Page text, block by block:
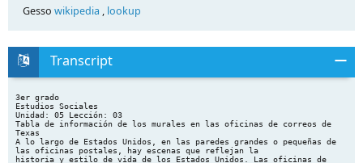
Gesso wikipedia , lookup
Transcript
3er grado Estudios Sociales Unidad: 05 Lección: 03 Tabla de información de los murales en las oficinas de correos de Texas A lo largo de Estados Unidos, en las paredes grandes o pequeñas de las oficinas postales, hay escenas que reflejan la historia y estilo de vida de los Estados Unidos. Las oficinas de correos construidas en la década de 1930 durante el programa de reforma económica del presidente Roosvelt fueron decoradas con imágenes duraderas del “ambiente norteamericano”. En los años de 1930, mientras los Estados Unidos seguían batallando con los efectos de una depresión económica grave, el gobierno federal buscaba soluciones para brindarles trabajo a todos los norteamericanos, incluyendo a los artistas. Los murales de las oficinas postales fueron en realidad hechos por artistas que trabajaban para el sector de las Bellas Artes… la función principal del sector era seleccionar arte de alto nivel para decorar edificios públicos, si es que había recursos económicos disponibles. Al ofrecer pinturas decorativas en los edificios públicos, el arte resultaba accesible para toda la gente. Las oficinas postales fueron ubicadas virtualmente en todas las comunidades y estaban a la vista de todos los patrocinadores del servicio postal, lo que hizo que los murales de las oficinas postales fueran una forma de arte verdaderamente democrática. Norteamericanos captados en el trabajo o relajándose adornaron las paredes de las oficinas postales de la reforma económica… El programa de murales surgió de la inspiración que venía de la tradición de murales de México. Los héroes debían ser incluidos y homenajeados. Los acontecimientos históricos o actos de valentía y patriotismo fueron temas comunes en los murales. Así que estas obras les ofrecieron a las comunidades un colorido registro de su herencia e historia. A todos nos ofrecieron un vistazo al pasado de nuestro país a la historia de nuestra nación. Raynor, P. (1997, Oct. - Dec.). Off the wall: New deal post office murals. Retrieved from http://www.postalmuseum.si.edu/resources/6a2q_postalmurals.html A menos que se indique, las obras de arte se encuentran en el edificio de correos de Estados Unidos: Ubicación Artista Alice Warren Hunter Alpine Jose Moya del Pino Alvin Loren Mozley Amarillo (hoy es un edificio federal) Julius Woeltz Amarillo (hoy es un edificio federal) Julius Woeltz Amarillo (hoy es un edificio federal) Julius Woeltz Amarillo (hoy es un edificio federal) Julius Woeltz Amarillo (hoy es un edificio federal) Julius Woeltz ©2012, TESCC 06/16/13 Título "South Texas Panorama" "View of Alpine" "Emigrants at Nightfall" "Cattle Loading" "Oil" "Cattle Branding" "Gang Plow & Disk Harrow" "Coronado's Exploration Party in the Palo Duro Fecha Medio 1939 mural 1940 óleo sobre masonita 1940 óleo sobre lienzo 1941 óleo sobre lienzo 1941 óleo sobre lienzo 1941 óleo sobre lienzo 1941 óleo sobre lienzo 1941 óleo sobre lienzo page 1 of 7 3er grado Estudios Sociales Unidad: 05 Lección: 03 Canyon" Anson Jenne Magafan Arlington (el edificio está en uso de un banco) Otis Dozier Big Spring (nota: el mural está en el edificio original de correos, el cual pasó a ser la biblioteca municipal; fue recientemente remodelado. Está ubicado en frente del edificio de la corte municipal, en la parte oeste. (información cortesía de Doyle Phillips) Peter Hurd Borger (actualmente es el museo del condado de Hutchinson) Jose Aceves Brady Gordon Grant "Cowboy Dance" "Gathering Pecans" 1941 óleo sobre lienzo 1941 óleo sobre lienzo 1938 fresco 1939 óleo sobre lienzo 1939 óleo sobre lienzo 1940 óleo sobre lienzo 1939 óleo sobre lienzo 1934 óleo sobre lienzo (financiado por PWAP) 1934 óleo sobre lienzo (financiado por PWAP) 1934 óleo en masonita, (7 paneles, 36"x 48" cada uno) 1940 óleo sobre lienzo 1940 óleo sobre lienzo 1938 óleo sobre lienzo 1941 óleo sobre lienzo "Old Pioneers" "Big City News" Oficinas centrales de la policía de Brownfield Frank Mechau Caldwell (se cambió a la oficina de correos en College Station) Suzanne Scheuer "Texas Immigrant" "Ranchers of the Panhandle Fighting Prairie Fire with Skinned Steer" "Indians Moving" "Coronado's Coming" Canyon en el Panhandle Plains Historical Museum* Ben Mead "The Cattleman" Canyon en el Panhandle Plains Historical Museum* Harold Bugbee (prehistoric mammals that lived on the PanhandlePlains) Canyon en el Panhandle Plains Historical Museum* Gustaf Sunstrom Canyon en el Panhandle Plains Historical Museum* Ben Mead Canyon en el Panhandle Plains Historical Museum* Harold Bugbee Canyon Francis Ankrom Center Edward Chavez Clifton Ila McAffe "Texas Longhorn - A Vanishing Breed" 1941 óleo sobre lienzo College Station (extraviada) Victor Arnautoff "Good Technique - Good Harvest" 1938 óleo sobre lienzo ©2012, TESCC 06/16/13 "Antelope Creek" "Ranch Headquarters" "Strays" "Logging Scene" page 2 of 7 3er grado Estudios Sociales Unidad: 05 Lección: 03 Conroe (extraviada) Nicholas Lyon Cooper Lloyd Goff Corpus Christi Howard Cook Dallas, en el edificio de la Terminal Annex Peter Hurd Dallas, en el edificio de la Terminal Annex Peter Hurd Dallas, en el edificio de la Terminal Annex Peter Hurd Decatur Ray Strong Eastland Suzanne Scheuer Edinburg (se repintó) Ward Lockwood El Campo Milford Zornes Electra Allie Tennant Elgin Julius Woeltz Edificio de la corte federal de El Paso Tom Lea Farmersville Jerry Bywaters Fort Worth Frank Mechau Fort Worth Frank Mechau Fort Worth Frank Mechau Fredericksburg Otis Dozier Gatesville Joe DeYong Giddings Otis Dozier ©2012, TESCC 06/16/13 "Early Texans" 1938 óleo sobre lienzo "Before the Fencing of Delta County" 1939 óleo sobre lienzo "The Sea: Port Activities and Harbor Fisheries" 1941 óleo sobre lienzo 1940 mural 1940 mural 1940 mural 1939 óleo sobre lienzo 1939 óleo sobre lienzo 1940 óleo y témpera sobre lienzo 1939 óleo sobre lienzo 1940 relieve en yeso 1940 óleo sobre lienzo 1938 óleo sobre lienzo 1941 óleo sobre lienzo 1940 óleo sobre lienzo 1940 óleo sobre lienzo 1940 óleo sobre lienzo fecha desconocida óleo sobre lienzo 1939 óleo sobre lienzo 1939 óleo sobre lienzo "Eastbound Mail Stage" "Pioneer Home Builders" "Airmail Over Texas" "Texas Plains" "Indian Buffalo Hunt" "Harvest of the Rio Grande Valley" "Rural Texas Gulf Coast" "Oil, Cattle, Wheat" "Texas Farm" "Pass of the North" "Soil Conservation in Collin County" "Taking of Sam Bass" "Two Texas Rangers" "Flags Over Texas" "Loading Cattle" "Off to Northern Markets" "Cowboys Receiving the Mail" page 3 of 7 3er grado Estudios Sociales Unidad: 05 Lección: 03 Goose Creek (anteriormente Dayton) Barse Miller Graham Alexandre Hogue Hamilton Ward Lockwood Henderson(destruido) Paul Ninas Hereford Enid Bell Houston (515 Rusk) Jerry Bywaters Houston, edificio de la corte federal Alexandre Hogue Houston, edificio de la corte federal "Texas" 1938 témpera 1939 óleo sobre lienzo fecha desconocida fresco seco 1937 fresco 1941 relieve en madera 1941 mural "Houston Ship Channel Early History" 1941 mural William McVey "Travis' Letter from the Alamo" 1941 escultura de tymstone Houston, edificio de la corte federal William McVey "Sam Houston's Report on the Battle of San Jacinto" 1941 escultura de tymstone Jasper (se cambió a un nuevo edificio de correos en la calle 217 N. Bowie) Alexander Levin 1939 óleo sobre lienzo Kaufman (cubierto, se pinto sobre él) Margaret A. Dobson 1939 fresco Kenedy Charles Campbell 1939 óleo sobre lienzo Kilgore Xavier Gonzalez 1941 óleo sobre lienzo Kilgore Xavier Gonzalez 1941 óleo sobre lienzo Kilgore Xavier Gonzalez 1941 óleo sobre lienzo Kilgore Xavier Gonzalez 1941 óleo sobre lienzo LaGrange Tom Lewis 1939 óleo sobre lienzo Lamesa Fletcher Martin 1940 óleo sobre lienzo Lampasas Ethel Edwards 1939 óleo sobre lienzo Liberty Howard Fisher 1939 óleo sobre lienzo Linden Victor Arnautoff 1939 óleo sobre lienzo ©2012, TESCC 06/16/13 "Oil Fields of Graham" "Texas Rangers in Camp" "Local Industries" "On the Range" "The Houston Ship Canal" "Industries of Jasper" "Driving the Steers" "Grist for the Mill" "Drilling for Oil" "Pioneer Saga" "Music of the Plaines" "Contemporary Youth" "Horses" "The Horse Breakers" "Afternoon on a Texas Ranch" "Story of the Big Fish" "The Last Crop" (incorrectly called "Cotton Pickers" until page 4 of 7 3er grado Estudios Sociales Unidad: 05 Lección: 03 recently) "West Texas" 1948 escultura de tymstone 1941 óleo sobre lienzo 1941 óleo sobre lienzo 1939 óleo sobre lienzo fecha desconocida óleo sobre lienzo "McLennan Looking for a Home" 1939 óleo sobre lienzo Frank Klepper "Confederate Company Leaving McKinney" 1934 desconocido Mineola article pdf (70kb) Bernard Zakheim "New and Old Methods of Transportation" 1938 óleo sobre lienzo Mission Xavier Gonzalez fecha desconocida óleo sobre lienzo Odessa Tom Lea 1940 óleo sobre lienzo Quanah Jerry Bywaters 1938 óleo sobre lienzo Paris (actualmente en la biblioteca pública París) Jerry Bywaters "John Chisum, Davy Crockett" 1934 óleo sobre panel** Paris (actualmente en la biblioteca pública París) Jerry Bywaters "Paris Fire of 1916, Rebuilding" 1934 óleo sobre panel** Ranger Emil Bisttram 1939 óleo sobre lienzo 1941 mural fecha desconocida óleo sobre lienzo 1941 mural 1940 témpera 1939 fresco Littlefield William McVey Departamento de policía de Livingston T. Van Soelen Departamento de policía de Livingston T. Van Soelen Lockhart John Walker Longview Thomas Stell Mart Jose Aceves McKinney, Sociedad Histórica del Condado de Collin Robstown Alice Reynolds Rockdale Maxwell Starr Rosenberg (destruido) William Dean Fausett Rusk Bernard Zakheim San Antonio, edificio de la corte federal Howard Cook ©2012, TESCC 06/16/13 "Landscape Mural" "Buffalo Hunting" "The Pony Express Station" "Texas Farm Scene" "West Texas Landscape" "Stampede" "The Naming of Quanah" "The Crossroads Town" "Founding and Subsequent Development of Robstown, Texas" "Industry in Rockdale" "La Salle's Last Expedition" "Agriculture and Industry" "San Antonio's Importance page 5 of 7 3er grado Estudios Sociales Unidad: 05 Lección: 03 in Texas Hi